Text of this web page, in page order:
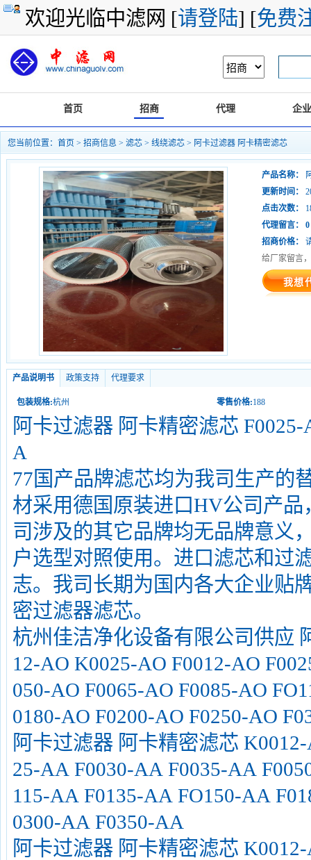
欢迎光临中滤网 [请登陆] [免费
首页 招商 代理 企业
您当前位置： 首页 > 招商信息 > 滤芯 > 线绕滤芯 > 阿卡过滤器 阿卡精密滤芯
产品名称：
更新时间：
点击次数：
代理留言：
0
招商价格：
给厂家留言
产品说明书 政策支持 代理要求
包装规格:杭州 零售价格:188
阿卡过滤器 阿卡精密滤芯
A
77国产品牌滤芯均为我司生产的
材采用德国原装进口HV公司产品
司涉及的其它品牌均无品牌意义
户选型对照使用。进口滤芯和过
志。我司长期为国内各大企业贴
密过滤器滤芯。
杭州佳洁净化设备有限公司供应
12-AO K0025-AO F0012-AO
050-AO F0065-AO F0085-AO
0180-AO F0200-AO F0250-AO
阿卡过滤器 阿卡精密滤芯
25-AA F0030-AA F0035-AA
115-AA F0135-AA FO150-AA
0300-AA F0350-AA
阿卡过滤器 阿卡精密滤芯